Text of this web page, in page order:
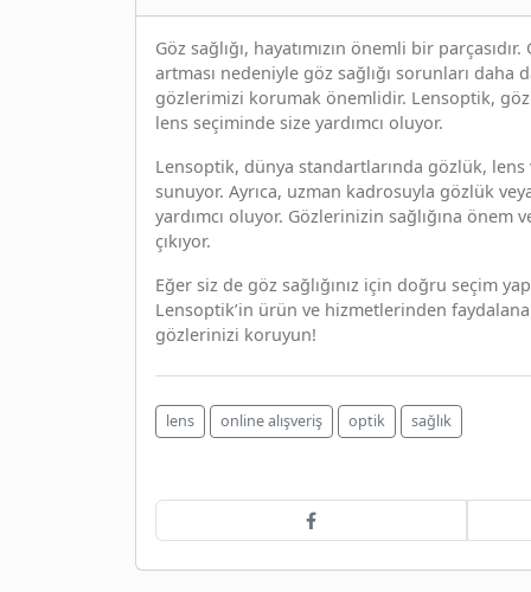
Göz sağlığı, hayatımızın önemli bir
artması nedeniyle göz sağlığı sorunları
gözlerimizi korumak önemlidir. Lensoptik,
lens seçiminde size yardımcı oluyor.
Lensoptik, dünya standartlarında gözlük,
sunuyor. Ayrıca, uzman kadrosuyla gözlük
yardımcı oluyor. Gözlerinizin sağlığına
çıkıyor.
Eğer siz de göz sağlığınız için doğru seçim
Lensoptik’in ürün ve hizmetlerinden
gözlerinizi koruyun!
lens online alışveriş optik sağlık